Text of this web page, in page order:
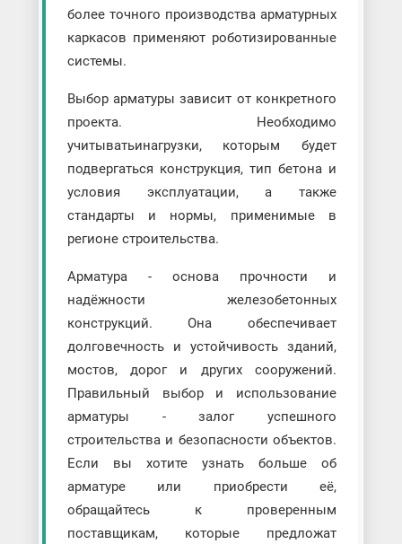
более точного производства арматурных
каркасов применяют роботизированные
системы.
Выбор арматуры зависит от конкретного
проекта. Необходимо
учитыватьинагрузки, которым будет
подвергаться конструкция, тип бетона и
условия эксплуатации, а также
стандарты и нормы, применимые в
регионе строительства.
Арматура - основа прочности и
надёжности железобетонных
конструкций. Она обеспечивает
долговечность и устойчивость зданий,
мостов, дорог и других сооружений.
Правильный выбор и использование
арматуры - залог успешного
строительства и безопасности объектов.
Если вы хотите узнать больше об
арматуре или приобрести её,
обращайтесь к проверенным
поставщикам, которые предложат